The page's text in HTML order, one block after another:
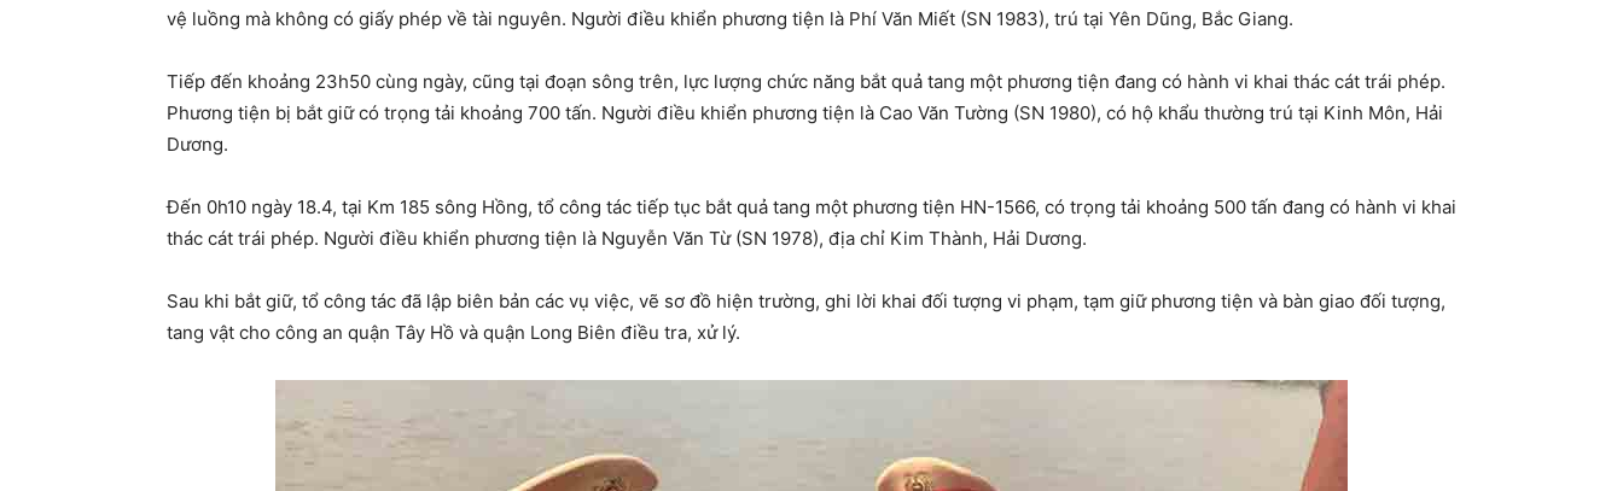
vệ luồng mà không có giấy phép về tài nguyên. Người điều khiển phương tiện là Phí Văn Miết (SN 1983), trú tại Yên Dũng, Bắc Giang.
Tiếp đến khoảng 23h50 cùng ngày, cũng tại đoạn sông trên, lực lượng chức năng bắt quả tang một phương tiện đang có hành vi khai thác cát trái phép.
Phương tiện bị bắt giữ có trọng tải khoảng 700 tấn. Người điều khiển phương tiện là Cao Văn Tường (SN 1980), có hộ khẩu thường trú tại Kinh Môn, Hải
Dương.
Đến 0h10 ngày 18.4, tại Km 185 sông Hồng, tổ công tác tiếp tục bắt quả tang một phương tiện HN-1566, có trọng tải khoảng 500 tấn đang có hành vi khai
thác cát trái phép. Người điều khiển phương tiện là Nguyễn Văn Từ (SN 1978), địa chỉ Kim Thành, Hải Dương.
Sau khi bắt giữ, tổ công tác đã lập biên bản các vụ việc, vẽ sơ đồ hiện trường, ghi lời khai đối tượng vi phạm, tạm giữ phương tiện và bàn giao đối tượng,
tang vật cho công an quận Tây Hồ và quận Long Biên điều tra, xử lý.